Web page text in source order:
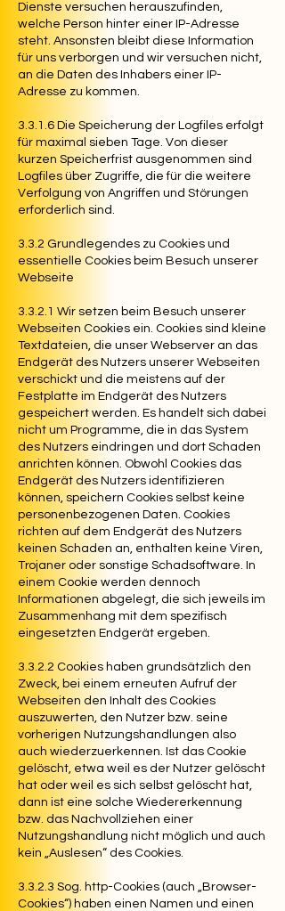
Dienste versuchen herauszufinden,
welche Person hinter einer IP-Adresse
steht. Ansonsten bleibt diese Information
für uns verborgen und wir versuchen nicht,
an die Daten des Inhabers einer IP-
Adresse zu kommen.
3.3.1.6 Die Speicherung der Logfiles erfolgt
für maximal sieben Tage. Von dieser
kurzen Speicherfrist ausgenommen sind
Logfiles über Zugriffe, die für die weitere
Verfolgung von Angriffen und Störungen
erforderlich sind.
3.3.2 Grundlegendes zu Cookies und
essentielle Cookies beim Besuch unserer
Webseite
3.3.2.1 Wir setzen beim Besuch unserer
Webseiten Cookies ein. Cookies sind kleine
Textdateien, die unser Webserver an das
Endgerät des Nutzers unserer Webseiten
verschickt und die meistens auf der
Festplatte im Endgerät des Nutzers
gespeichert werden. Es handelt sich dabei
nicht um Programme, die in das System
des Nutzers eindringen und dort Schaden
anrichten können. Obwohl Cookies das
Endgerät des Nutzers identifizieren
können, speichern Cookies selbst keine
personenbezogenen Daten. Cookies
richten auf dem Endgerät des Nutzers
keinen Schaden an, enthalten keine Viren,
Trojaner oder sonstige Schadsoftware. In
einem Cookie werden dennoch
Informationen abgelegt, die sich jeweils im
Zusammenhang mit dem spezifisch
eingesetzten Endgerät ergeben.
3.3.2.2 Cookies haben grundsätzlich den
Zweck, bei einem erneuten Aufruf der
Webseiten den Inhalt des Cookies
auszuwerten, den Nutzer bzw. seine
vorherigen Nutzungshandlungen also
auch wiederzuerkennen. Ist das Cookie
gelöscht, etwa weil es der Nutzer gelöscht
hat oder weil es sich selbst gelöscht hat,
dann ist eine solche Wiedererkennung
bzw. das Nachvollziehen einer
Nutzungshandlung nicht möglich und auch
kein „Auslesen“ des Cookies.
3.3.2.3 Sog. http-Cookies (auch „Browser-
Cookies“) haben einen Namen und einen